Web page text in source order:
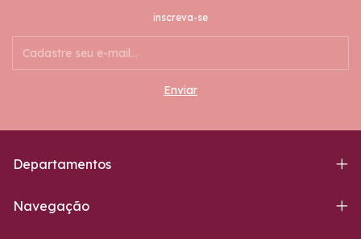
inscreva-se
Departamentos
Navegação